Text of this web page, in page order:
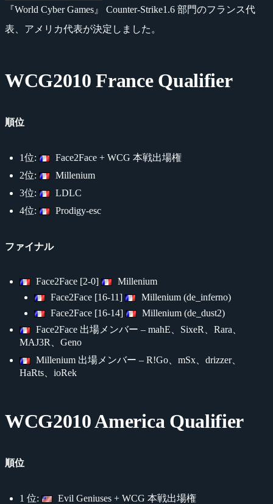
『World Cyber Games』 Counter-Strike1.6 部門のフランス代
表、アメリカ代表が決定しました。
WCG2010 France Qualifier
順位
1位:
Face2Face + WCG 本戦出場権
2位:
Millenium
3位:
LDLC
4位:
Prodigy-esc
ファイナル
Face2Face [2-0]
Millenium
Face2Face [16-11]
Millenium (de_inferno)
Face2Face [16-14]
Millenium (de_dust2)
Face2Face 出場メンバー – mahE、SixeR、Rara、
MAJ3R、Geno
Millenium 出場メンバー – R!Go、mSx、drizzer、
HaRts、ioRek
WCG2010 America Qualifier
順位
1 位:
Evil Geniuses + WCG 本戦出場権